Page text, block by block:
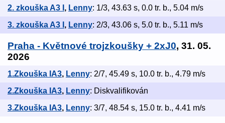
2. zkouška A3 I , Lenny: 1/3, 43.63 s, 0.0 tr. b., 5.04 m/s
3. zkouška A3 I , Lenny: 2/3, 43.06 s, 5.0 tr. b., 5.11 m/s
Praha - Květnové trojzkoušky + 2xJ0, 31. 05.
2026
1.Zkouška IA3, Lenny: 2/7, 45.49 s, 10.0 tr. b., 4.79 m/s
2.Zkouška IA3, Lenny: Diskvalifikován
3.Zkouška IA3, Lenny: 3/7, 48.54 s, 15.0 tr. b., 4.41 m/s